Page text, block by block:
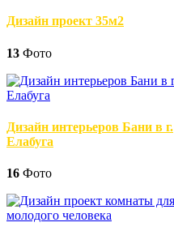
Дизайн проект 35м2
13 Фото
Дизайн интерьеров Бани в г.
Елабуга
16 Фото